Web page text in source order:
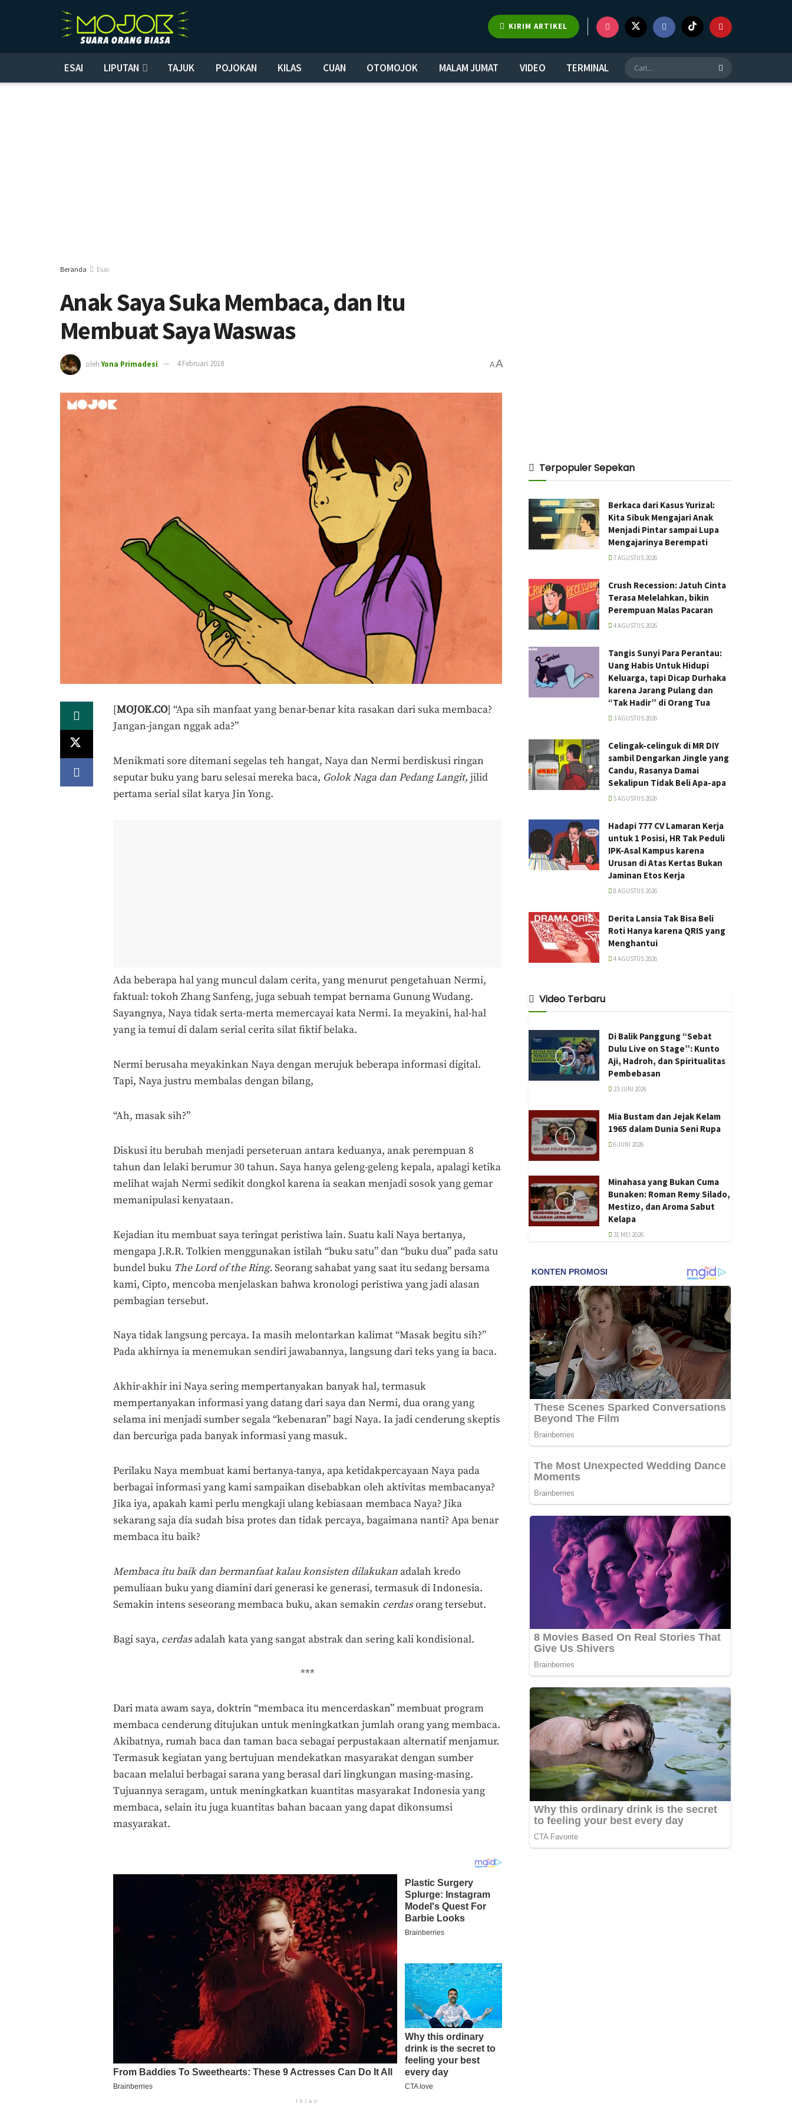
KIRIM ARTIKEL
ESAI LIPUTAN TAJUK POJOKAN KILAS CUAN OTOMOJOK MALAM JUMAT VIDEO TERMINAL
Beranda Esai
Anak Saya Suka Membaca, dan Itu
Membuat Saya Waswas
oleh Yona Primadesi 4 Februari 2018 AA
[MOJOK.CO] “Apa sih manfaat yang benar-benar kita rasakan dari suka membaca?
Jangan-jangan nggak ada?”
Menikmati sore ditemani segelas teh hangat, Naya dan Nermi berdiskusi ringan
seputar buku yang baru selesai mereka baca, Golok Naga dan Pedang Langit, jilid
pertama serial silat karya Jin Yong.
Ada beberapa hal yang muncul dalam cerita, yang menurut pengetahuan Nermi,
faktual: tokoh Zhang Sanfeng, juga sebuah tempat bernama Gunung Wudang.
Sayangnya, Naya tidak serta-merta memercayai kata Nermi. Ia meyakini, hal-hal
yang ia temui di dalam serial cerita silat fiktif belaka.
Nermi berusaha meyakinkan Naya dengan merujuk beberapa informasi digital.
Tapi, Naya justru membalas dengan bilang,
“Ah, masak sih?”
Diskusi itu berubah menjadi perseteruan antara keduanya, anak perempuan 8
tahun dan lelaki berumur 30 tahun. Saya hanya geleng-geleng kepala, apalagi ketika
melihat wajah Nermi sedikit dongkol karena ia seakan menjadi sosok yang gemar
memanipulasi kenyataan.
Kejadian itu membuat saya teringat peristiwa lain. Suatu kali Naya bertanya,
mengapa J.R.R. Tolkien menggunakan istilah “buku satu” dan “buku dua” pada satu
bundel buku The Lord of the Ring.Seorang sahabat yang saat itu sedang bersama
kami, Cipto, mencoba menjelaskan bahwa kronologi peristiwa yang jadi alasan
pembagian tersebut.
Naya tidak langsung percaya. Ia masih melontarkan kalimat “Masak begitu sih?”
Pada akhirnya ia menemukan sendiri jawabannya, langsung dari teks yang ia baca.
Akhir-akhir ini Naya sering mempertanyakan banyak hal, termasuk
mempertanyakan informasi yang datang dari saya dan Nermi, dua orang yang
selama ini menjadi sumber segala “kebenaran” bagi Naya. Ia jadi cenderung skeptis
dan bercuriga pada banyak informasi yang masuk.
Perilaku Naya membuat kami bertanya-tanya, apa ketidakpercayaan Naya pada
berbagai informasi yang kami sampaikan disebabkan oleh aktivitas membacanya?
Jika iya, apakah kami perlu mengkaji ulang kebiasaan membaca Naya? Jika
sekarang saja dia sudah bisa protes dan tidak percaya, bagaimana nanti? Apa benar
membaca itu baik?
Membaca itu baik dan bermanfaat kalau konsisten dilakukanadalah kredo
pemuliaan buku yang diamini dari generasi ke generasi, termasuk di Indonesia.
Semakin intens seseorang membaca buku, akan semakin cerdasorang tersebut.
Bagi saya, cerdasadalah kata yang sangat abstrak dan sering kali kondisional.
***
Dari mata awam saya, doktrin “membaca itu mencerdaskan” membuat program
membaca cenderung ditujukan untuk meningkatkan jumlah orang yang membaca.
Akibatnya, rumah baca dan taman baca sebagai perpustakaan alternatif menjamur.
Termasuk kegiatan yang bertujuan mendekatkan masyarakat dengan sumber
bacaan melalui berbagai sarana yang berasal dari lingkungan masing-masing.
Tujuannya seragam, untuk meningkatkan kuantitas masyarakat Indonesia yang
membaca, selain itu juga kuantitas bahan bacaan yang dapat dikonsumsi
masyarakat.
Iklan
Terpopuler Sepekan
Berkaca dari Kasus Yurizal:
Kita Sibuk Mengajari Anak
Menjadi Pintar sampai Lupa
Mengajarinya Berempati
7 AGUSTUS 2026
Crush Recession: Jatuh Cinta
Terasa Melelahkan, bikin
Perempuan Malas Pacaran
4 AGUSTUS 2026
Tangis Sunyi Para Perantau:
Uang Habis Untuk Hidupi
Keluarga, tapi Dicap Durhaka
karena Jarang Pulang dan
“Tak Hadir” di Orang Tua
3 AGUSTUS 2026
Celingak-celinguk di MR DIY
sambil Dengarkan Jingle yang
Candu, Rasanya Damai
Sekalipun Tidak Beli Apa-apa
5 AGUSTUS 2026
Hadapi 777 CV Lamaran Kerja
untuk 1 Posisi, HR Tak Peduli
IPK-Asal Kampus karena
Urusan di Atas Kertas Bukan
Jaminan Etos Kerja
8 AGUSTUS 2026
Derita Lansia Tak Bisa Beli
Roti Hanya karena QRIS yang
Menghantui
4 AGUSTUS 2026
Video Terbaru
Di Balik Panggung “Sebat
Dulu Live on Stage”: Kunto
Aji, Hadroh, dan Spiritualitas
Pembebasan
23 JUNI 2026
Mia Bustam dan Jejak Kelam
1965 dalam Dunia Seni Rupa
6 JUNI 2026
Minahasa yang Bukan Cuma
Bunaken: Roman Remy Silado,
Mestizo, dan Aroma Sabut
Kelapa
31 MEI 2026